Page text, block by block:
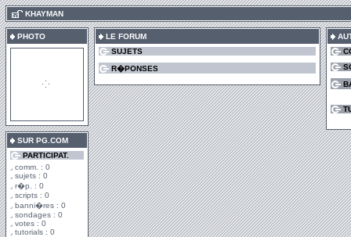
KHAYMAN
PHOTO
SUR PG.COM
PARTICIPAT.
comm. : 0
sujets : 0
r�p. : 0
scripts : 0
banni�res : 0
sondages : 0
votes : 0
tutorials : 0
LE FORUM
SUJETS
R�PONSES